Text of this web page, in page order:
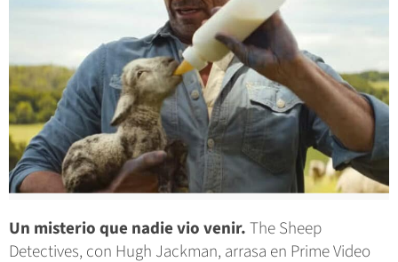
Un misterio que nadie vio venir.The Sheep
Detectives, con Hugh Jackman, arrasa en Prime Video